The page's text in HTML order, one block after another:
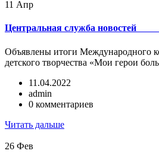
11 Апр
Центральная служба
Объявлены итоги Международного
детского творчества «Мои герои
11.04.2022
admin
0 комментариев
Читать дальше
26 Фев